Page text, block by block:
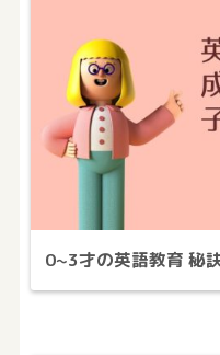
0~3才の英語教育 秘